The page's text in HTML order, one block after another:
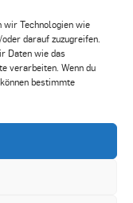
wir Technologien wie
darauf zuzugreifen.
Daten wie das
verarbeiten. Wenn du
bestimmte
auf
unter
Radiologie